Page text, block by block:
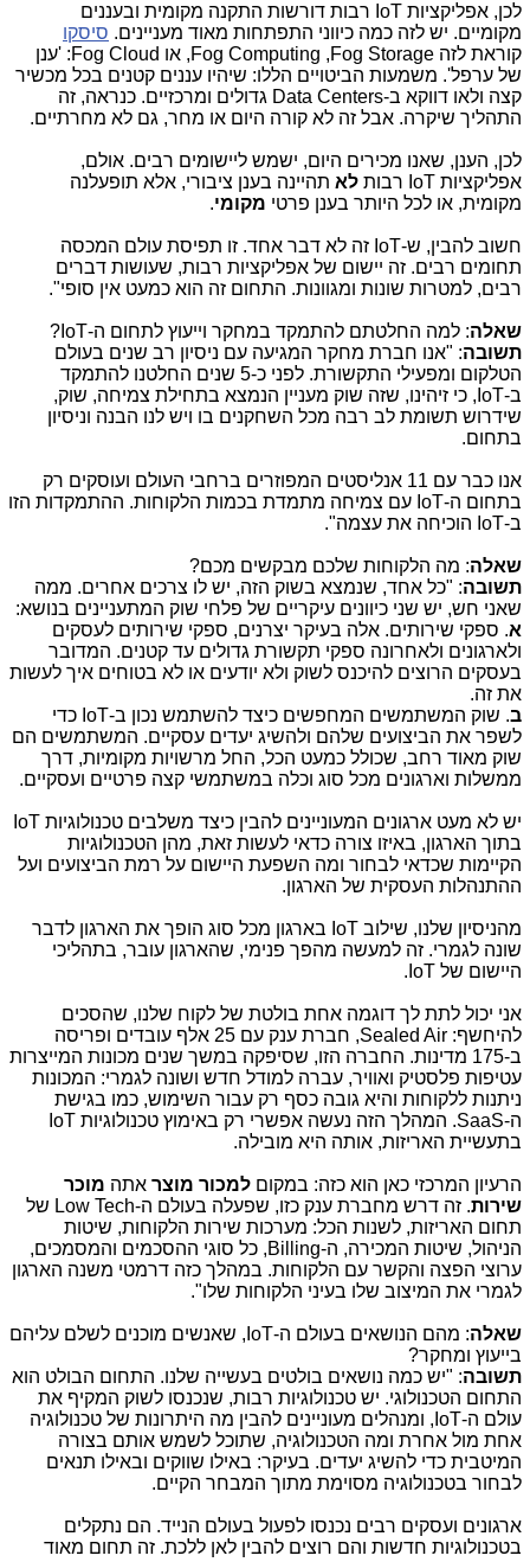
לכן, אפליקציות IoT רבות דורשות התקנה מקומית ובעננים
מקומיים. יש לזה כמה כיווני התפתחות מאוד מעניינים. סיסקו
קוראת לזה Fog Storage
,
Fog Computing, או Fog Cloud: 'ענן
של ערפל'. משמעות הביטויים הללו: שיהיו עננים קטנים בכל מכשיר
קצה ולאו דווקא ב-Data Centers גדולים ומרכזיים. כנראה, זה
התהליך שיקרה. אבל זה לא קורה היום או מחר, גם לא מחרתיים.
לכן, הענן, שאנו מכירים היום, ישמש ליישומים רבים. אולם,
אפליקציות IoT רבות לא תהיינה בענן ציבורי, אלא תופעלנה
מקומית, או לכל היותר בענן פרטי מקומי.
חשוב להבין, ש-IoT זה לא דבר אחד. זו תפיסת עולם המכסה
תחומים רבים. זה יישום של אפליקציות רבות, שעושות דברים
רבים, למטרות שונות ומגוונות. התחום זה הוא כמעט אין סופי".
שאלה: למה החלטתם להתמקד במחקר וייעוץ לתחום ה-IoT
?
תשובה: "אנו חברת מחקר המגיעה עם ניסיון רב שנים בעולם
הטלקום ומפעילי התקשורת. לפני כ-5 שנים החלטנו להתמקד
ב-IoT , כי זיהינו, שזה שוק מעניין הנמצא בתחילת צמיחה, שוק,
שידרוש תשומת לב רבה מכל השחקנים בו ויש לנו הבנה וניסיון
בתחום.
אנו כבר עם 11 אנליסטים המפוזרים ברחבי העולם ועוסקים רק
בתחום ה-IoT עם צמיחה מתמדת בכמות הלקוחות. ההתמקדות הזו
ב-IoT הוכיחה את עצמה".
שאלה: מה הלקוחות שלכם מבקשים מכם?
תשובה: "כל אחד, שנמצא בשוק הזה, יש לו צרכים אחרים. ממה
שאני חש, יש שני כיוונים עיקריים של פלחי שוק המתעניינים בנושא:
א. ספקי שירותים. אלה בעיקר יצרנים, ספקי שירותים לעסקים
ולארגונים ולאחרונה ספקי תקשורת גדולים עד קטנים. המדובר
בעסקים הרוצים להיכנס לשוק ולא יודעים או לא בטוחים איך לעשות
את זה.
ב. שוק המשתמשים המחפשים כיצד להשתמש נכון ב-IoT כדי
לשפר את הביצועים שלהם ולהשיג יעדים עסקיים. המשתמשים הם
שוק מאוד רחב, שכולל כמעט הכל, החל מרשויות מקומיות, דרך
ממשלות וארגונים מכל סוג וכלה במשתמשי קצה פרטיים ועסקיים.
יש לא מעט ארגונים המעוניינים להבין כיצד משלבים טכנולוגיות IoT
בתוך הארגון, באיזו צורה כדאי לעשות זאת, מהן הטכנולוגיות
הקיימות שכדאי לבחור ומה השפעת היישום על רמת הביצועים ועל
ההתנהלות העסקית של הארגון.
מהניסיון שלנו, שילוב IoT בארגון מכל סוג הופך את הארגון לדבר
שונה לגמרי. זה למעשה מהפך פנימי, שהארגון עובר, בתהליכי
היישום של IoT
.
אני יכול לתת לך דוגמה אחת בולטת של לקוח שלנו, שהסכים
להיחשף: Sealed Air
, חברת ענק עם 25 אלף עובדים ופריסה
ב-175 מדינות. החברה הזו, שסיפקה במשך שנים מכונות המייצרות
עטיפות פלסטיק ואוויר, עברה למודל חדש ושונה לגמרי: המכונות
ניתנות ללקוחות והיא גובה כסף רק עבור השימוש, כמו בגישת
ה-SaaS. המהלך הזה נעשה אפשרי רק באימוץ טכנולוגיות IoT
בתעשיית האריזות, אותה היא מובילה.
הרעיון המרכזי כאן הוא כזה: במקום למכור מוצר אתה מוכר
שירות. זה דרש מחברת ענק כזו, שפעלה בעולם ה-Low Tech של
תחום האריזות, לשנות הכל: מערכות שירות הלקוחות, שיטות
הניהול, שיטות המכירה, ה-Billing, כל סוגי ההסכמים והמסמכים,
ערוצי הפצה והקשר עם הלקוחות. במהלך כזה דרמטי משנה הארגון
לגמרי את המיצוב שלו בעיני הלקוחות שלו".
שאלה: מהם הנושאים בעולם ה-IoT , שאנשים מוכנים לשלם עליהם
בייעוץ ומחקר?
תשובה: "יש כמה נושאים בולטים בעשייה שלנו. התחום הבולט הוא
התחום הטכנולוגי. יש טכנולוגיות רבות, שנכנסו לשוק המקיף את
עולם ה-,IoT ומנהלים מעוניינים להבין מה היתרונות של טכנולוגיה
אחת מול אחרת ומה הטכנולוגיה, שתוכל לשמש אותם בצורה
המיטבית כדי להשיג יעדים. בעיקר: באילו שווקים ובאילו תנאים
לבחור בטכנולוגיה מסוימת מתוך המבחר הקיים.
ארגונים ועסקים רבים נכנסו לפעול בעולם הנייד. הם נתקלים
בטכנולוגיות חדשות והם רוצים להבין לאן ללכת. זה תחום מאוד